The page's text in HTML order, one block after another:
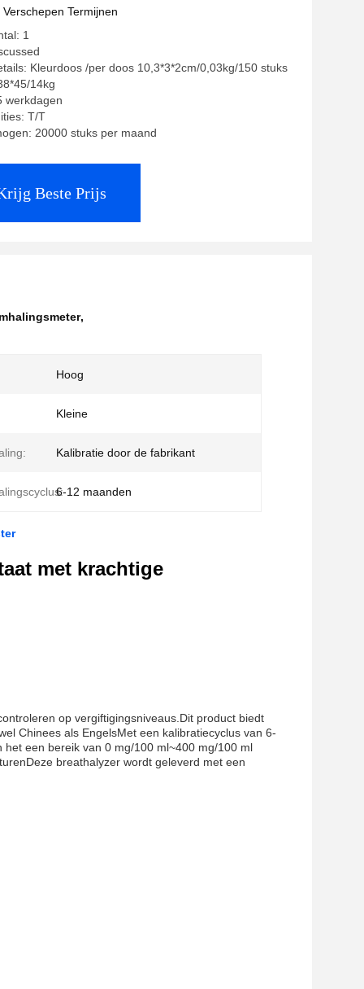
Termijnen
1
Kleurdoos /per doos 10,3*3*2cm/0,03kg/150 stuks
14kg
werkdagen
T/T
20000 stuks per maand
Beste Prijs
,
Hoog
Kleine
Kalibratie door de fabrikant
6-12 maanden
met krachtige
op vergiftigingsniveaus.Dit product biedt
Chinees als EngelsMet een kalibratiecyclus van 6-
een bereik van 0 mg/100 ml~400 mg/100 ml
breathalyzer wordt geleverd met een